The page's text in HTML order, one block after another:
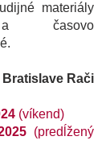
materiály
a časovo
Rači
(víkend)
(predĺžený